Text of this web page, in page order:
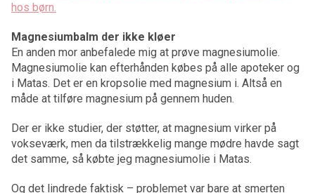
hos børn.
Magnesiumbalm der ikke kløer
En anden mor anbefalede mig at prøve magnesiumolie.
Magnesiumolie kan efterhånden købes på alle apoteker og
i Matas. Det er en kropsolie med magnesium i. Altså en
måde at tilføre magnesium på gennem huden.
Der er ikke studier, der støtter, at magnesium virker på
vokseværk, men da tilstrækkelig mange mødre havde sagt
det samme, så købte jeg magnesiumolie i Matas.
Og det lindrede faktisk – problemet var bare at smerten